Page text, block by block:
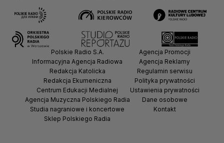
Polskie Radio S.A.
Informacyjna Agencja Radiowa
Redakcja Katolicka
Redakcja Ekumeniczna
Centrum Edukacji Medialnej
Agencja Muzyczna Polskiego Radia
Studia nagraniowe i koncertowe
Sklep Polskiego Radia
Agencja Promocji
Agencja Reklamy
Regulamin serwisu
Polityka prywatności
Ustawienia prywatności
Dane osobowe
Kontakt